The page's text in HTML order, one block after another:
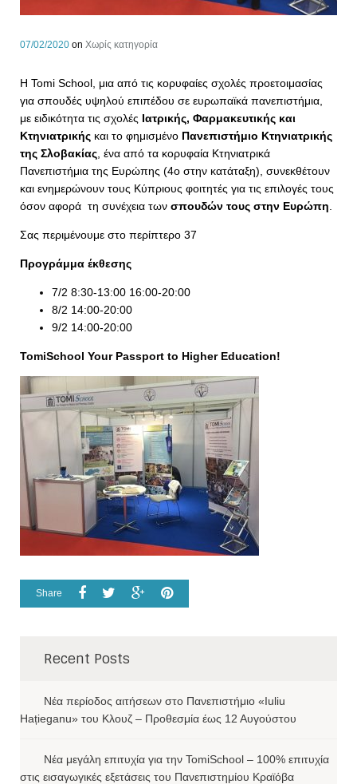
07/02/2020 on Χωρίς κατηγορία
Η Tomi School, μια από τις κορυφαίες σχολές προετοιμασίας
για σπουδές υψηλού επιπέδου σε ευρωπαϊκά πανεπιστήμια,
με ειδικότητα τις σχολές Ιατρικής, Φαρμακευτικής και
Κτηνιατρικής και το φημισμένο Πανεπιστήμιο Κτηνιατρικής
της Σλοβακίας , ένα από τα κορυφαία Κτηνιατρικά
Πανεπιστήμια της Ευρώπης (4ο στην κατάταξη), συνεκθέτουν
και ενημερώνουν τους Κύπριους φοιτητές για τις επιλογές τους
όσον αφορά τη συνέχεια των σπουδών τους στην Ευρώπη
Σας περιμένουμε στο περίπτερο 37
Προγράμμα έκθεσης
7/2 8:30-13:00 16:00-20:00
8/2 14:00-20:00
9/2 14:00-20:00
TomiSchool Your Passport to Higher Education!
Share
Recent Posts
Νέα περίοδος αιτήσεων στο Πανεπιστήμιο «Iuliu
Hațieganu» του Κλουζ – Προθεσμία έως 12 Αυγούστου
Νέα μεγάλη επιτυχία για την TomiSchool – 100% επιτυχία
στις εισαγωγικές εξετάσεις του Πανεπιστημίου Κραϊόβα